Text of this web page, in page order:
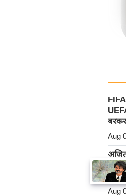
Aug
Aug